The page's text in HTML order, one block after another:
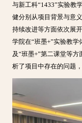
与新工科“1433”实验教
健分别从项目背景与意
持续改进等方面依次展
学院在“班墨+”实验教学
及“班墨+”第二课堂等
析了项目中存在的问题